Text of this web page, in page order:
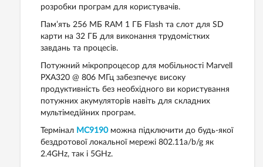
розробки програм для користувачів.
Пам’ять 256 МБ RAM 1 ГБ Flash та слот для SD
карти на 32 ГБ для виконання трудомістких
завдань та процесів.
Потужний мікропроцесор для мобільності Marvell
PXA320 @ 806 МГц забезпечує високу
продуктивність без необхідного ви користування
потужних акумуляторів навіть для складних
мультімедійних програм.
Термінал MC9190можна підключити до будь-якої
бездротової локальної мережі 802.11a/b/g як
2.4GHz, так і 5GHz.